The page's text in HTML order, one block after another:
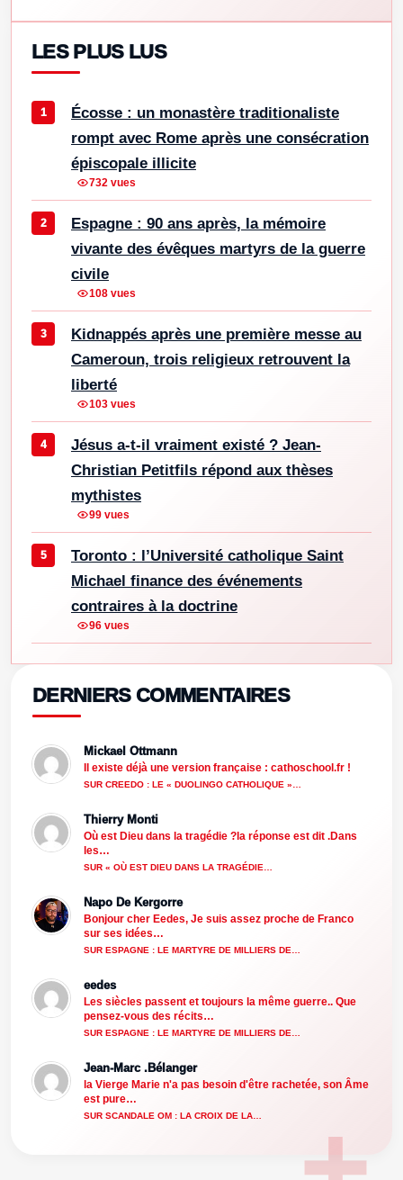
LES PLUS LUS
Écosse : un monastère traditionaliste
rompt avec Rome après une consécration
épiscopale illicite
732 vues
Espagne : 90 ans après, la mémoire
vivante des évêques martyrs de la guerre
civile
108 vues
Kidnappés après une première messe au
Cameroun, trois religieux retrouvent la
liberté
103 vues
Jésus a-t-il vraiment existé ? Jean-
Christian Petitfils répond aux thèses
mythistes
99 vues
Toronto : l’Université catholique Saint
Michael finance des événements
contraires à la doctrine
96 vues
DERNIERS COMMENTAIRES
Mickael Ottmann
Il existe déjà une version française : cathoschool.fr !
SUR CREEDO : LE « DUOLINGO CATHOLIQUE »…
Thierry Monti
Où est Dieu dans la tragédie ?la réponse est dit .Dans
les…
SUR « OÙ EST DIEU DANS LA TRAGÉDIE…
Napo De Kergorre
Bonjour cher Eedes, Je suis assez proche de Franco
sur ses idées…
SUR ESPAGNE : LE MARTYRE DE MILLIERS DE…
eedes
Les siècles passent et toujours la même guerre.. Que
pensez-vous des récits…
SUR ESPAGNE : LE MARTYRE DE MILLIERS DE…
Jean-Marc .Bélanger
la Vierge Marie n'a pas besoin d'être rachetée, son Âme
est pure…
SUR SCANDALE OM : LA CROIX DE LA…